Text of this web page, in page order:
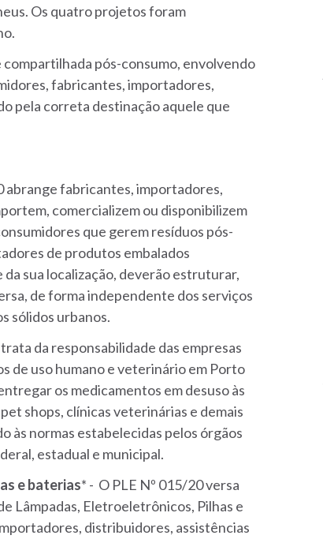
Os quatro projetos foram
pós-consumo, envolvendo
fabricantes, importadores,
pela correta destinação aquele que
abrange fabricantes, importadores,
comercializem ou disponibilizem
que gerem resíduos pós-
de produtos embalados
sua localização, deverão estruturar,
de forma independente dos serviços
sólidos urbanos.
da responsabilidade das empresas
de uso humano e veterinário em Porto
os medicamentos em desuso às
shops, clínicas veterinárias e demais
às normas estabelecidas pelos órgãos
estadual e municipal.
e baterias* - O PLE Nº 015/20 versa
Lâmpadas, Eletroeletrônicos, Pilhas e
distribuidores, assistências